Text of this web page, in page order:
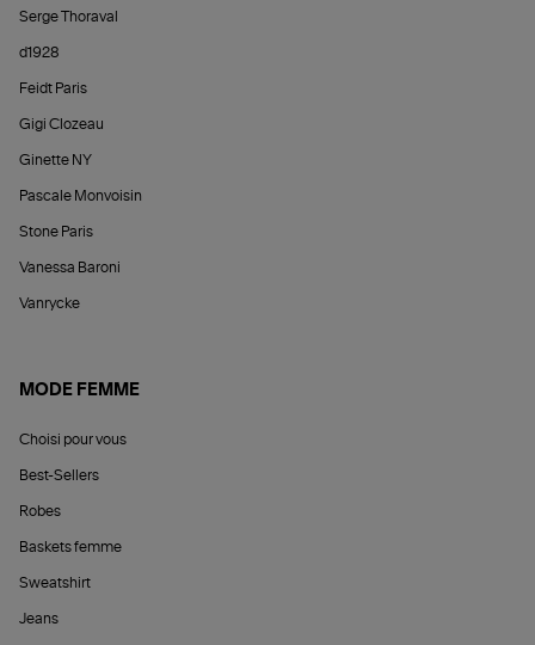
Serge Thoraval
d1928
Feidt Paris
Gigi Clozeau
Ginette NY
Pascale Monvoisin
Stone Paris
Vanessa Baroni
Vanrycke
MODE FEMME
Choisi pour vous
Best-Sellers
Robes
Baskets femme
Sweatshirt
Jeans